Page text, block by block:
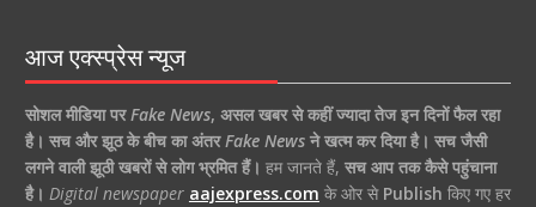
आज एक्स्प्रेस न्यूज
सोशल मीडिया परFake News, असल खबर से कहीं ज्यादा तेज इन दिनों फैल रहा
है। सच और झूठ के बीच का अंतरFake Newsने खत्म कर दिया है। सच जैसी
लगने वाली झूठी खबरों से लोग भ्रमित हैं। हम जानते हैं, सच आप तक कैसे पहुंचाना
है। Digital newspaper aajexpress.com के ओर से Publish किए गए हर